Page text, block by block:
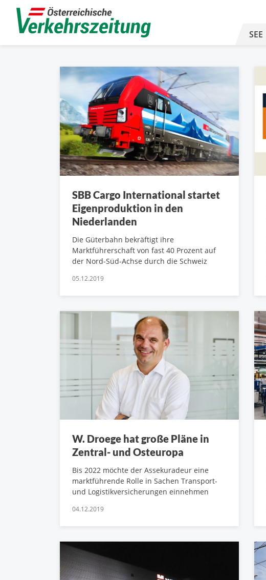
SEE
SBB Cargo International startet
Eigenproduktion in den
Niederlanden
Die Güterbahn bekräftigt ihre
Marktführerschaft von fast 40 Prozent auf
der Nord-Süd-Achse durch die Schweiz
05.12.2019
W. Droege hat große Pläne in
Zentral- und Osteuropa
Bis 2022 möchte der Assekuradeur eine
marktführende Rolle in Sachen Transport-
und Logistikversicherungen einnehmen
04.12.2019